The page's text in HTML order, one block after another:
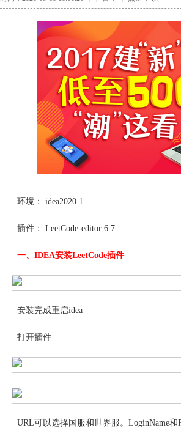
环境： idea2020.1
插件： LeetCode-editor 6.7
一、IDEA安装LeetCode插件
安装完成重启idea
打开插件
URL可以选择国服和世界服。LoginName和